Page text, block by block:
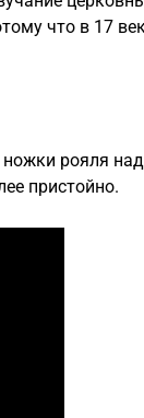
что в 17
рояля
пристойно.